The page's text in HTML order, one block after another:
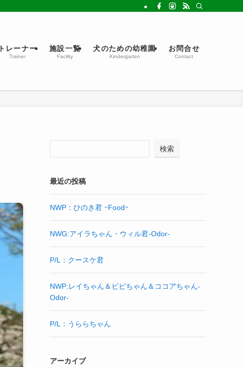
トレーナー
Trainer
施設一覧
Facility
犬のための幼稚園
Kindergarten
お問合せ
Contact
検索
最近の投稿
NWP：ひのき君 ｰFoodｰ
NWG:アイラちゃん・ウィル君-Odor-
P/L：クースケ君
NWP:レイちゃん＆ビビちゃん＆ココアちゃん-
Odor-
P/L：うららちゃん
アーカイブ